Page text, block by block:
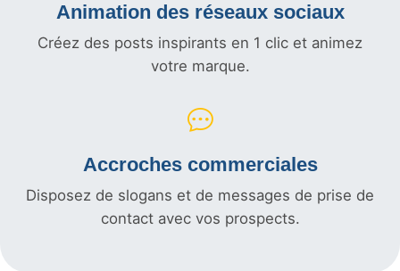
Animation des réseaux sociaux
Créez des posts inspirants en 1 clic et animez
votre marque.
Accroches commerciales
Disposez de slogans et de messages de prise de
contact avec vos prospects.